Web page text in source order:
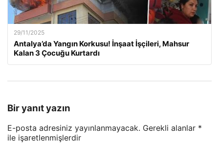
29/11/2025
Antalya’da Yangın Korkusu! İnşaat İşçileri, Mahsur
Kalan 3 Çocuğu Kurtardı
Bir yanıt yazın
E-posta adresiniz yayınlanmayacak. Gerekli alanlar *
ile işaretlenmişlerdir